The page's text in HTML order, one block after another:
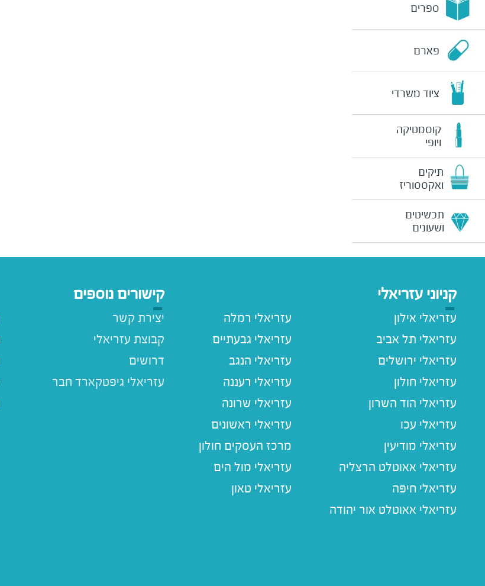
ספרים
פארם
ציוד משרדי
קוסמטיקה
ויופי
תיקים
ואקססוריז
תכשיטים
ושעונים
קניוני עזריאלי
עזריאלי אילון
עזריאלי תל אביב
עזריאלי ירושלים
עזריאלי חולון
עזריאלי הוד השרון
עזריאלי עכו
עזריאלי מודיעין
עזריאלי אאוטלט הרצליה
עזריאלי חיפה
עזריאלי אאוטלט אור יהודה
עזריאלי רמלה
עזריאלי גבעתיים
עזריאלי הנגב
עזריאלי רעננה
עזריאלי שרונה
עזריאלי ראשונים
מרכז העסקים חולון
עזריאלי מול הים
עזריאלי טאון
קישורים נוספים
יצירת קשר
קבוצת עזריאלי
דרושים